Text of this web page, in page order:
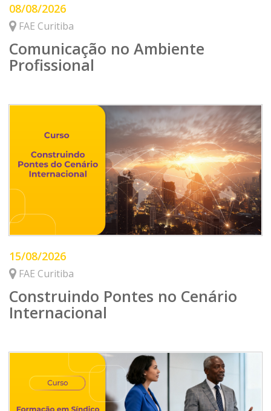
08/08/2026
FAE Curitiba
Comunicação no Ambiente
Profissional
15/08/2026
FAE Curitiba
Construindo Pontes no Cenário
Internacional